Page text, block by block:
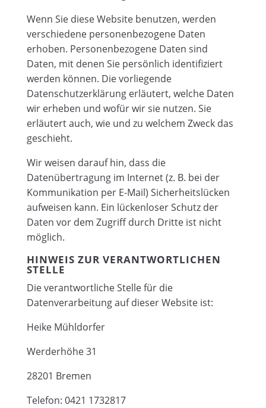
Wenn Sie diese Website benutzen, werden
verschiedene personenbezogene Daten
erhoben. Personenbezogene Daten sind
Daten, mit denen Sie persönlich identifiziert
werden können. Die vorliegende
Datenschutzerklärung erläutert, welche Daten
wir erheben und wofür wir sie nutzen. Sie
erläutert auch, wie und zu welchem Zweck das
geschieht.
Wir weisen darauf hin, dass die
Datenübertragung im Internet (z. B. bei der
Kommunikation per E-Mail) Sicherheitslücken
aufweisen kann. Ein lückenloser Schutz der
Daten vor dem Zugriff durch Dritte ist nicht
möglich.
HINWEIS ZUR VERANTWORTLICHEN
STELLE
Die verantwortliche Stelle für die
Datenverarbeitung auf dieser Website ist:
Heike Mühldorfer
Werderhöhe 31
28201 Bremen
Telefon: 0421 1732817